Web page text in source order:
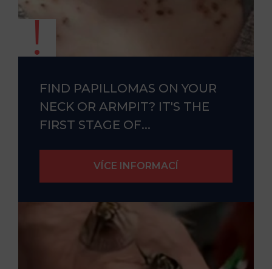
FIND PAPILLOMAS ON YOUR
NECK OR ARMPIT? IT'S THE
FIRST STAGE OF...